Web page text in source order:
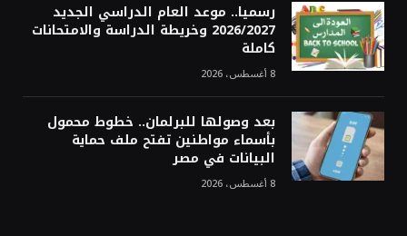
رسميا.. موعد العام الدراسي الجديد
2026/2027 وخريطة الدراسة والامتحانات
كاملة
8 أغسطس، 2026
بعد وصولها للبرلمان.. خطوط محمول
بأسماء مواطنين تفتح ملف حماية
البيانات في مصر
8 أغسطس، 2026